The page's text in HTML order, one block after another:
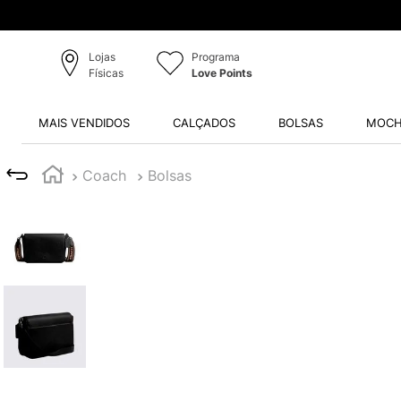
Lojas
Físicas
Programa
Love Points
MAIS VENDIDOS CALÇADOS BOLSAS
Coach Bolsas